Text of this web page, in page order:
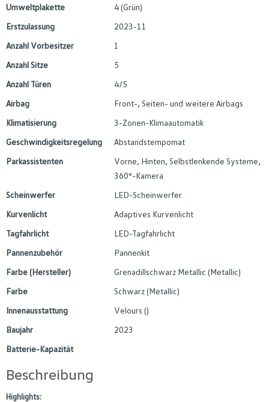
Umweltplakette
4 (Grün)
Erstzulassung
2023-11
Anzahl Vorbesitzer
1
Anzahl Sitze
5
Anzahl Türen
4/5
Airbag
Front-, Seiten- und weitere Airbags
Klimatisierung
3-Zonen-Klimaautomatik
Geschwindigkeitsregelung
Abstandstempomat
Parkassistenten
Vorne, Hinten, Selbstlenkende Systeme,
360°-Kamera
Scheinwerfer
LED-Scheinwerfer
Kurvenlicht
Adaptives Kurvenlicht
Tagfahrlicht
LED-Tagfahrlicht
Pannenzubehör
Pannenkit
Farbe (Hersteller)
Grenadillschwarz Metallic (Metallic)
Farbe
Schwarz (Metallic)
Innenausstattung
Velours ()
Baujahr
2023
Batterie-Kapazität
Beschreibung
Highlights: